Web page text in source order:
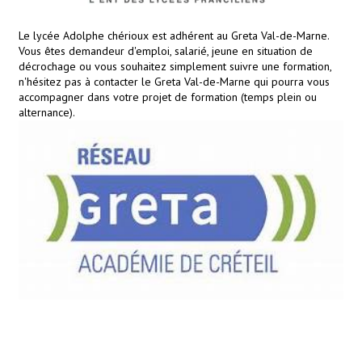
Le lycée Adolphe chérioux est adhérent au Greta Val-de-Marne.
Vous êtes demandeur d'emploi, salarié, jeune en situation de
décrochage ou vous souhaitez simplement suivre une formation,
n'hésitez pas à contacter le Greta Val-de-Marne qui pourra vous
accompagner dans votre projet de formation (temps plein ou
alternance).